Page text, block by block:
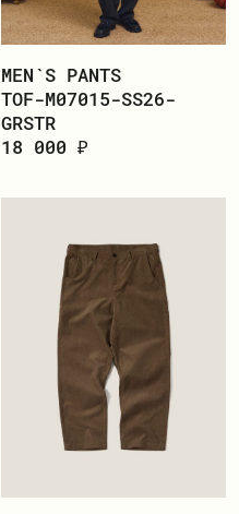
MEN`S PANTS
TOF-M07015-SS26-
GRSTR
18 000 ₽